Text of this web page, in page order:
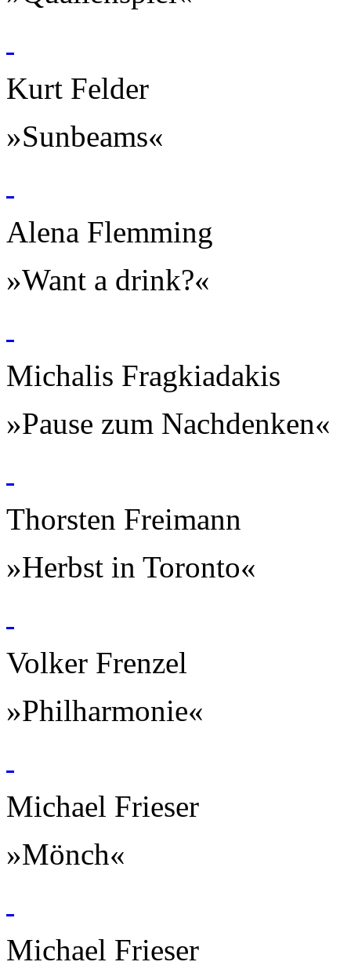
Kurt Felder
»Sunbeams«
Alena Flemming
»Want a drink?«
Michalis Fragkiadakis
»Pause zum Nachdenken«
Thorsten Freimann
»Herbst in Toronto«
Volker Frenzel
»Philharmonie«
Michael Frieser
»Mönch«
Michael Frieser